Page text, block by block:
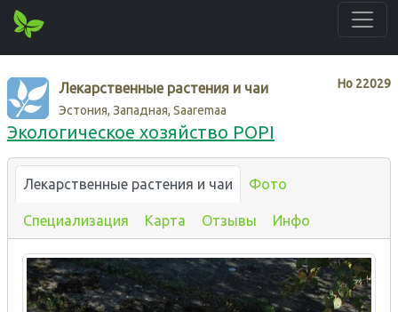
Нo 22029
Лекарственные растения и чаи
Эстония, Западная, Saaremaa
Экологическое хозяйство POPI
Лекарственные растения и чаи Фото
Специализация Карта Отзывы Инфо